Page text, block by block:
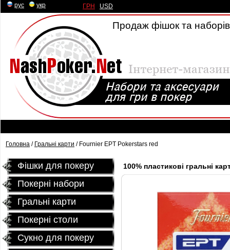
рус укр ГРН USD
Продаж фішок та
Головна / Гральні карти / Fournier EPT Pokerstars red
Фішки для покеру
Покерні набори
Гральні карти
Покернi столи
Сукно для покеру
100% пластикові гральні